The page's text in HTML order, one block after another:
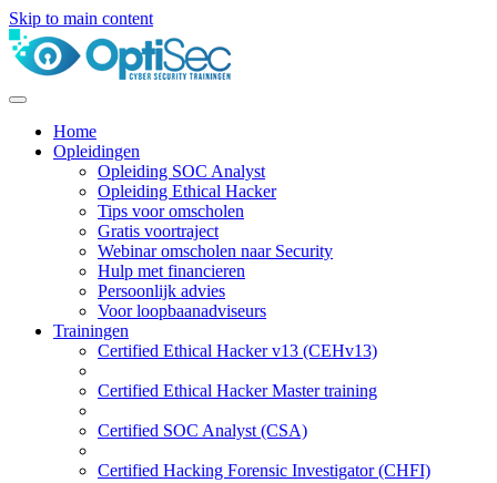
Skip to main content
Home
Opleidingen
Opleiding SOC Analyst
Opleiding Ethical Hacker
Tips voor omscholen
Gratis voortraject
Webinar omscholen naar Security
Hulp met financieren
Persoonlijk advies
Voor loopbaanadviseurs
Trainingen
Certified Ethical Hacker v13 (CEHv13)
Certified Ethical Hacker Master training
Certified SOC Analyst (CSA)
Certified Hacking Forensic Investigator (CHFI)